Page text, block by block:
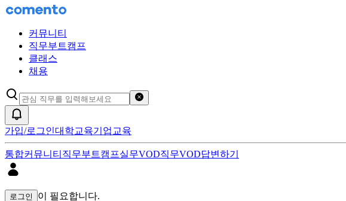
커뮤니티
직무부트캠프
클래스
채용
가입/로그인대학교육기업교육
통합커뮤니티 직무부트캠프실무VOD직무VOD답변하기
로그인 이 필요합니다.